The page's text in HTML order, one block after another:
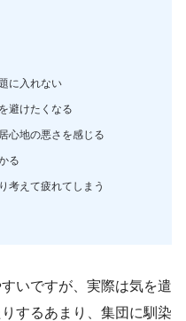
に入れない
避けたくなる
心地の悪さを感じる
る
考えて疲れてしまう
いですが、実際は気を遣
するあまり、集団に馴染